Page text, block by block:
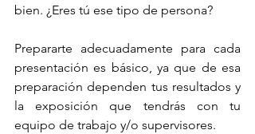
bien. ¿Eres tú ese tipo de persona?
Prepararte adecuadamente para cada
presentación es básico, ya que de esa
preparación dependen tus resultados y
la exposición que tendrás con tu
equipo de trabajo y/o supervisores.